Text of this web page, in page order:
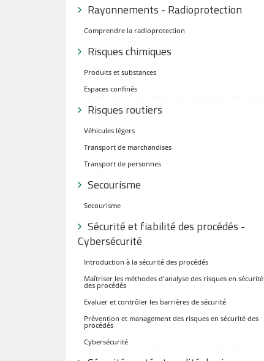
Rayonnements - Radioprotection
Comprendre la radioprotection
Risques chimiques
Produits et substances
Espaces confinés
Risques routiers
Véhicules légers
Transport de marchandises
Transport de personnes
Secourisme
Secourisme
Sécurité et fiabilité des procédés -
Cybersécurité
Introduction à la sécurité des procédés
Maîtriser les méthodes d'analyse des risques en sécurité
des procédés
Evaluer et contrôler les barrières de sécurité
Prévention et management des risques en sécurité des
procédés
Cybersécurité